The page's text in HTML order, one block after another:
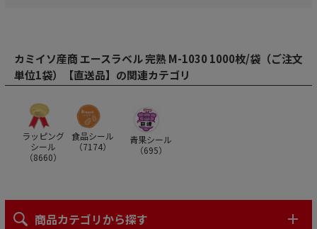
カミイソ産商 エースラベル 完熟 M-1030 1000枚/袋（ご注文
単位1袋）【直送品】の関連カテゴリ
ラッピング
シール
（8660）
食品シール
（7174）
青果シール
（695）
商品カテゴリから探す